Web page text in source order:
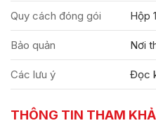
Quy cách đóng gói Hộp
Bảo quản Nơi
Các lưu ý Đọc
THÔNG TIN THAM